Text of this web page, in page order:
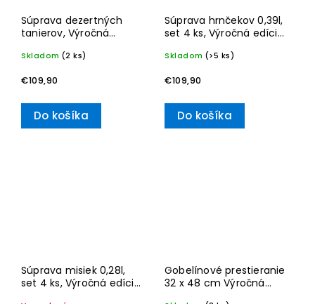
Súprava dezertných
tanierov, Výročná
Delight– Villeroy & Boch
Skladom (2 ks)
€109,90
Do košíka
Súprava hrnčekov 0,39l,
set 4 ks, Výročná edícia
Villeroy & Boch
Skladom (>5 ks)
€109,90
Do košíka
Súprava misiek 0,28l,
set 4 ks, Výročná edícia
Gobelínové prestieranie
32 x 48 cm Výročná